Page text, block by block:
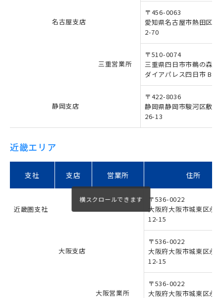
名古屋支店
〒456-0063
愛知県名古屋市熱田区西
2-70
三重営業所
〒510-0074
三重県四日市市鵜の森2-
ダイアパレス四日市 B-
静岡支店
〒422-8036
静岡県静岡市駿河区敷地
26-13
近畿エリア
支社 支店 営業所 住所
近畿圏支社
〒536-0022
大阪府大阪市城東区永
12-15
大阪支店
〒536-0022
大阪府大阪市城東区永
12-15
大阪営業所
〒536-0022
大阪府大阪市城東区永